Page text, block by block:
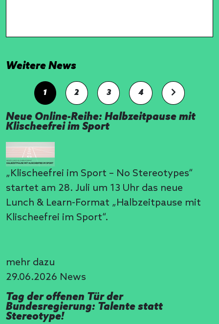
Weitere News
1 2 3 4
Neue Online-Reihe: Halbzeitpause mit
Klischeefrei im Sport
„Klischeefrei im Sport – No Stereotypes“
startet am 28. Juli um 13 Uhr das neue
Lunch & Learn-Format „Halbzeitpause mit
Klischeefrei im Sport“.
mehr dazu
29.06.2026 News
Tag der offenen Tür der
Bundesregierung: Talente statt
Stereotype!